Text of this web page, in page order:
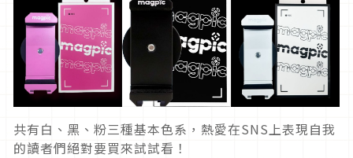
共有白、黑、粉三種基本色系，熱愛在SNS上表現自我
的讀者們絕對要買來試試看！